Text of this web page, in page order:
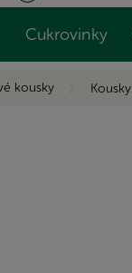
Cukrovinky
kousky